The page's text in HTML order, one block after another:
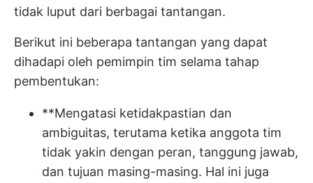
tidak luput dari berbagai tantangan.
Berikut ini beberapa tantangan yang dapat
dihadapi oleh pemimpin tim selama tahap
pembentukan:
**Mengatasi ketidakpastian dan
ambiguitas, terutama ketika anggota tim
tidak yakin dengan peran, tanggung jawab,
dan tujuan masing-masing. Hal ini juga